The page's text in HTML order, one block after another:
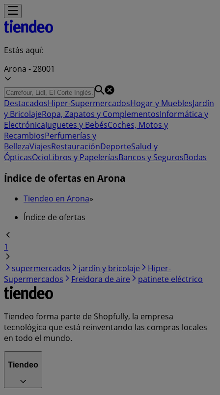
Estás aquí:
Arona - 28001
DestacadosHiper-SupermercadosHogar y MueblesJardín
y BricolajeRopa, Zapatos y ComplementosInformática y
ElectrónicaJuguetes y BebésCoches, Motos y
RecambiosPerfumerías y
BellezaViajesRestauraciónDeporteSalud y
ÓpticasOcioLibros y PapeleríasBancos y SegurosBodas
Índice de ofertas en Arona
Tiendeo en Arona»
Índice de ofertas
1
supermercados
jardín y bricolaje
Hiper-
Supermercados
Freidora de aire patinete eléctrico
Tiendeo forma parte de Shopfully, la empresa
tecnológica que está reinventando las compras locales
en todo el mundo.
Tiendeo